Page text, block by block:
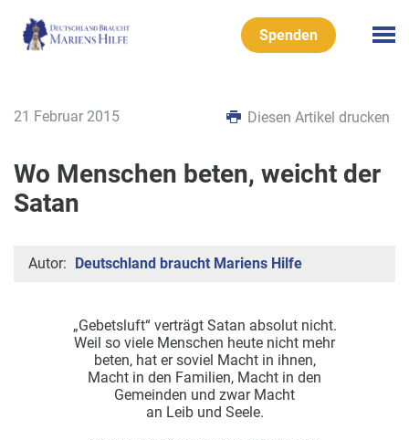
Spenden
21 Februar 2015 Diesen Artikel drucken
Wo Menschen beten, weicht der
Satan
Autor: Deutschland braucht Mariens Hilfe
„Gebetsluft“ verträgt Satan absolut nicht.
Weil so viele Menschen heute nicht mehr
beten, hat er soviel Macht in ihnen,
Macht in den Familien, Macht in den
Gemeinden und zwar Macht
an Leib und Seele.